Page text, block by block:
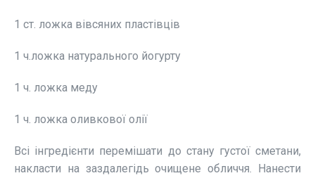
1 ст. ложка вівсяних пластівців
1 ч.ложка натурального йогурту
1 ч. ложка меду
1 ч. ложка оливкової олії
Всі інгредієнти перемішати до стану густої сметани,
накласти на заздалегідь очищене обличчя. Нанести